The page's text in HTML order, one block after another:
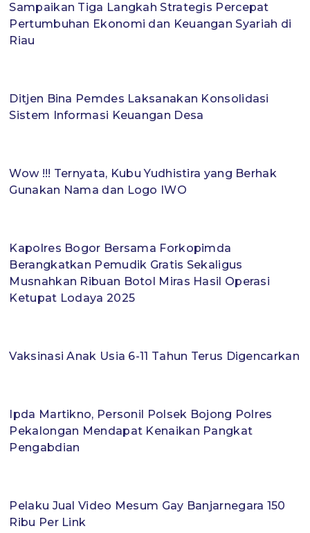
Sampaikan Tiga Langkah Strategis Percepat
Pertumbuhan Ekonomi dan Keuangan Syariah di
Riau
Ditjen Bina Pemdes Laksanakan Konsolidasi
Sistem Informasi Keuangan Desa
Wow !!! Ternyata, Kubu Yudhistira yang Berhak
Gunakan Nama dan Logo IWO
Kapolres Bogor Bersama Forkopimda
Berangkatkan Pemudik Gratis Sekaligus
Musnahkan Ribuan Botol Miras Hasil Operasi
Ketupat Lodaya 2025
Vaksinasi Anak Usia 6-11 Tahun Terus Digencarkan
Ipda Martikno, Personil Polsek Bojong Polres
Pekalongan Mendapat Kenaikan Pangkat
Pengabdian
Pelaku Jual Video Mesum Gay Banjarnegara 150
Ribu Per Link